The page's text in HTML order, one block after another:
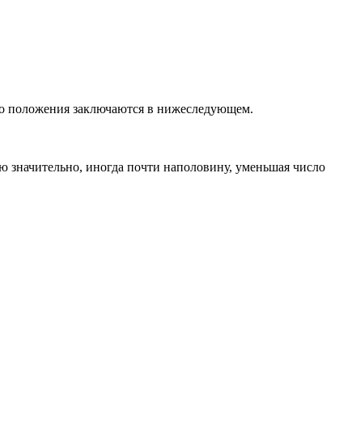
положения заключаются в нижеследующем.
иногда почти наполовину, уменьшая число